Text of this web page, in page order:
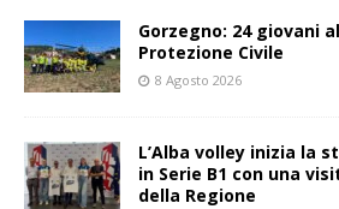
Gorzegno: 24 giovani
Protezione Civile
8 Agosto 2026
L’Alba volley inizia la
in Serie B1 con una
della Regione